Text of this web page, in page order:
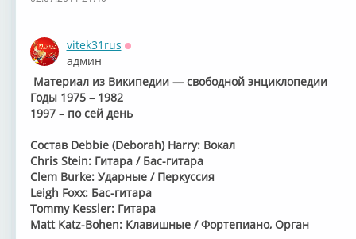
vitek31rus
админ
Материал из Википедии — свободной энциклопедии
Годы 1975 – 1982
1997 – по сей день
Состав Debbie (Deborah) Harry: Вокал
Chris Stein: Гитара / Бас-гитара
Clem Burke: Ударные / Перкуссия
Leigh Foxx: Бас-гитара
Tommy Kessler: Гитара
Matt Katz-Bohen: Клавишные / Фортепиано, Орган